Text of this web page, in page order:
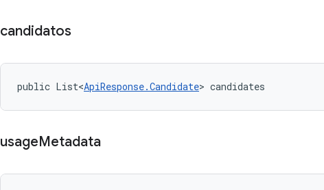
candidatos
public List<ApiResponse.Candidate> candidates
usageMetadata